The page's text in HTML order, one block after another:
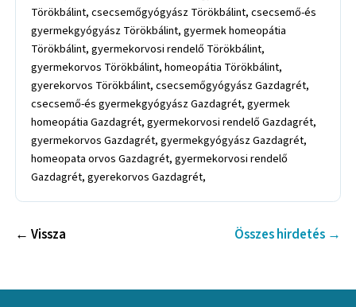
Törökbálint, csecsemőgyógyász Törökbálint, csecsemő-és
gyermekgyógyász Törökbálint, gyermek homeopátia
Törökbálint, gyermekorvosi rendelő Törökbálint,
gyermekorvos Törökbálint, homeopátia Törökbálint,
gyerekorvos Törökbálint, csecsemőgyógyász Gazdagrét,
csecsemő-és gyermekgyógyász Gazdagrét, gyermek
homeopátia Gazdagrét, gyermekorvosi rendelő Gazdagrét,
gyermekorvos Gazdagrét, gyermekgyógyász Gazdagrét,
homeopata orvos Gazdagrét, gyermekorvosi rendelő
Gazdagrét, gyerekorvos Gazdagrét,
← Vissza Összes hirdetés →